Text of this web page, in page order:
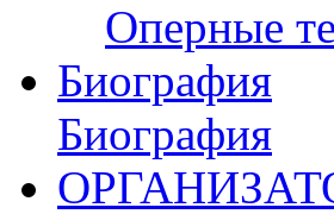
Оперные
Биография
Биография